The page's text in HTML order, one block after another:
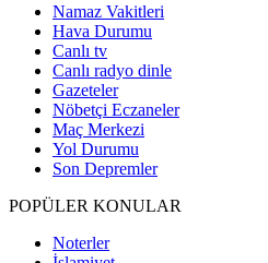
Namaz Vakitleri
Hava Durumu
Canlı tv
Canlı radyo dinle
Gazeteler
Nöbetçi Eczaneler
Maç Merkezi
Yol Durumu
Son Depremler
POPÜLER KONULAR
Noterler